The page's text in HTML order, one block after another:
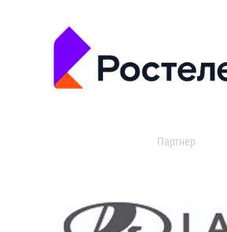
Партнер